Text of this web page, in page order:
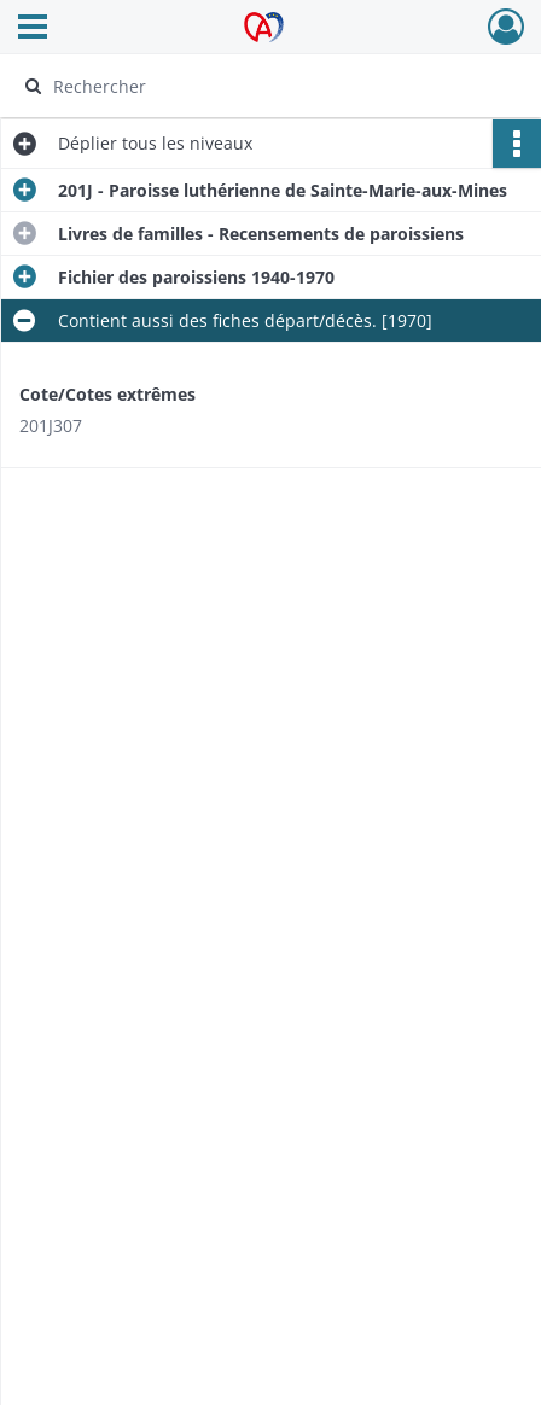
Archives Alsace - Colmar
Ouvrir le menu déroulant
Déplier tous les niveaux
201J - Paroisse luthérienne de Sainte-Marie-aux-Mines
Livres de familles - Recensements de paroissiens
Fichier des paroissiens 1940-1970
Contient aussi des fiches départ/décès. [1970]​
Cote/Cotes extrêmes
201J307